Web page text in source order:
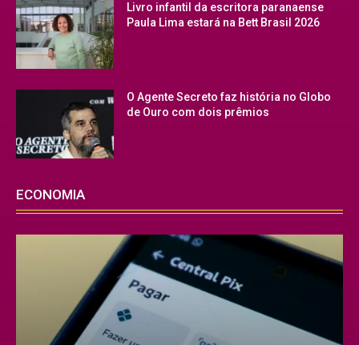
Livro infantil da escritora paranaense
Paula Lima estará na Bett Brasil 2026
O Agente Secreto faz história no Globo
de Ouro com dois prêmios
ECONOMIA